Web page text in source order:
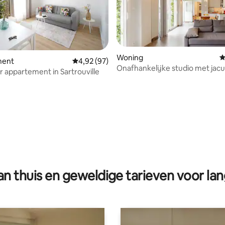
Gemiddelde beoordeling van 4,92 op 5, 97
4,92 (97)
appartement in Sartrouville
Woning
Onafhankelijke studio met
thuis en geweldige tarieven voor